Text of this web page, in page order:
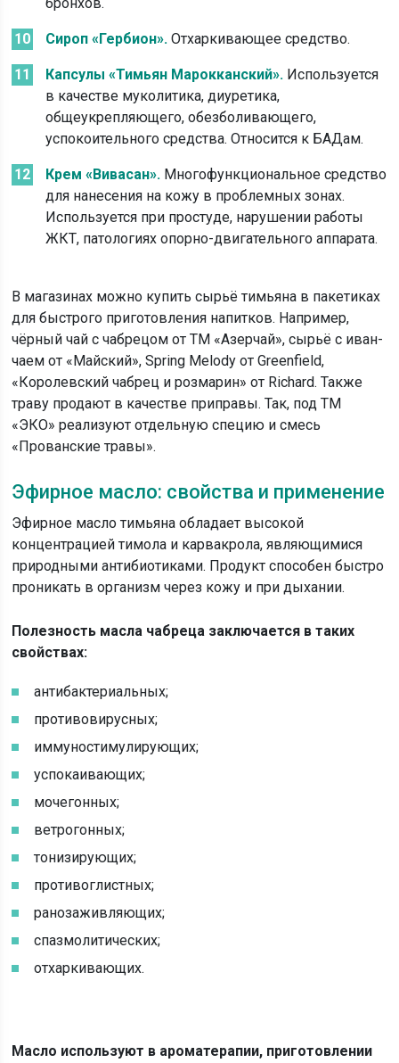
Сироп «Гербион». Отхаркивающее средство.
Капсулы «Тимьян Марокканский». Используется
в качестве муколитика, диуретика,
общеукрепляющего, обезболивающего,
успокоительного средства. Относится к БАДам.
Крем «Вивасан». Многофункциональное средство
для нанесения на кожу в проблемных зонах.
Используется при простуде, нарушении работы
ЖКТ, патологиях опорно-двигательного аппарата.
В магазинах можно купить сырьё тимьяна в пакетиках
для быстрого приготовления напитков. Например,
чёрный чай с чабрецом от ТМ «Азерчай», сырьё с иван-
чаем от «Майский», Spring Melody от Greenfield,
«Королевский чабрец и розмарин» от Richard. Также
траву продают в качестве приправы. Так, под ТМ
«ЭКО» реализуют отдельную специю и смесь
«Прованские травы».
Эфирное масло: свойства и применение
Эфирное масло тимьяна обладает высокой
концентрацией тимола и карвакрола, являющимися
природными антибиотиками. Продукт способен быстро
проникать в организм через кожу и при дыхании.
Полезность масла чабреца заключается в таких
свойствах:
антибактериальных;
противовирусных;
иммуностимулирующих;
успокаивающих;
мочегонных;
ветрогонных;
тонизирующих;
противоглистных;
ранозаживляющих;
спазмолитических;
отхаркивающих.
Масло используют в ароматерапии, приготовлении